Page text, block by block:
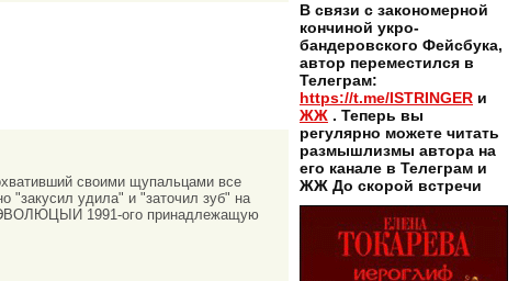
своими щупальцами все
"закусил удила" и "заточил зуб" на
1991-ого принадлежащую
В связи с закономерной
кончиной укро-
бандеровского Фейсбука,
автор переместился в
Телеграм:
https://t.me/ISTRINGER и
ЖЖ . Теперь вы
регулярно можете читать
размышлизмы автора на
его канале в Телеграм и
ЖЖ До скорой встречи